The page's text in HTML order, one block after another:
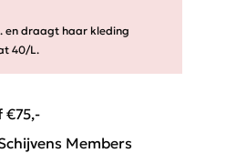
en draagt haar kleding
40/L.
€75,-
Members